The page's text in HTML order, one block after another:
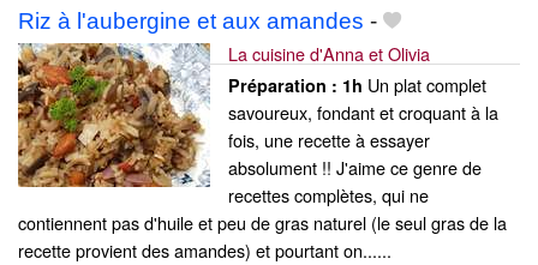
Riz à l'aubergine et aux amandes -
La cuisine d'Anna et Olivia
Préparation : 1h Un plat complet
savoureux, fondant et croquant à la
fois, une recette à essayer
absolument !! J'aime ce genre de
recettes complètes, qui ne
contiennent pas d'huile et peu de gras naturel (le seul gras de la
recette provient des amandes) et pourtant on......